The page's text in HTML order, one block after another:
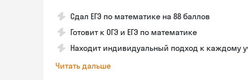
Сдал ЕГЭ по математике на 88 баллов
Готовит к ОГЭ и ЕГЭ по математике
Находит индивидуальный подход к каждому
Читать дальше